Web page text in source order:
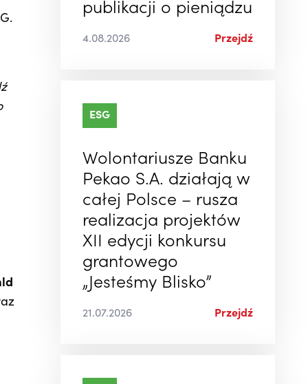
publikacji o pieniądzu
4.08.2026 Przejdź
ESG
Wolontariusze Banku
Pekao S.A. działają w
całej Polsce – rusza
realizacja projektów
XII edycji konkursu
grantowego
„Jesteśmy Blisko”
21.07.2026 Przejdź